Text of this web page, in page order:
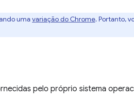
uma variação do Chrome. Portanto,
pelo próprio sistema